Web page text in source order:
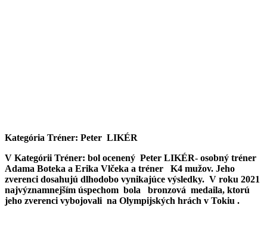
Kategória Tréner: Peter LIKÉR
V Kategórii Tréner: bol ocenený Peter LIKÉR- osobný tréner
Adama Boteka a Erika Vlčeka a tréner K4 mužov. Jeho
zverenci dosahujú dlhodobo vynikajúce výsledky. V roku 2021
najvýznamnejším úspechom bola bronzová medaila, ktorú
jeho zverenci vybojovali na Olympijských hrách v Tokiu .